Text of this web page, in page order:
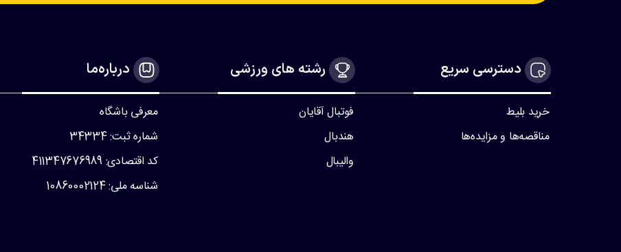
دسترسی سریع
خرید بلیط
مناقصه‌ها و مزایده‌ها
رشته های ورزشی
فوتبال آقایان
هندبال
والیبال
درباره‌ما
معرفی باشگاه
شماره ثبت: 34334
کد اقتصادی: 411347676989
شناسه ملی: 10860002124